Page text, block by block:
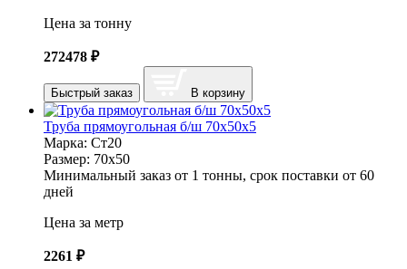
Цена за тонну
272478 ₽
Быстрый заказ В корзину
Труба прямоугольная б/ш 70х50х5
Марка: Ст20
Размер: 70х50
Минимальный заказ от 1 тонны, срок поставки от 60
дней
Цена за метр
2261 ₽